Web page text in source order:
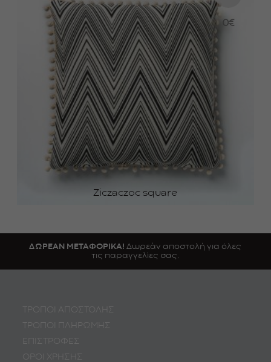
Ziczaczoc square
0€
ΔΩΡΕΑΝ ΜΕΤΑΦΟΡΙΚΑ! Δωρεάν αποστολή για όλες
τις παραγγελίες σας.
ΤΡΟΠΟΙ ΑΠΟΣΤΟΛΗΣ
ΤΡΟΠΟΙ ΠΛΗΡΩΜΗΣ
ΕΠΙΣΤΡΟΦΕΣ
ΟΡΟΙ ΧΡΗΣΗΣ